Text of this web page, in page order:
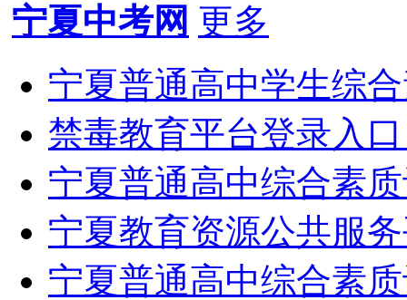
宁夏中考网 更多
宁夏普通高中学生综
禁毒教育平台登录入
宁夏普通高中综合素
宁夏教育资源公共服
宁夏普通高中综合素